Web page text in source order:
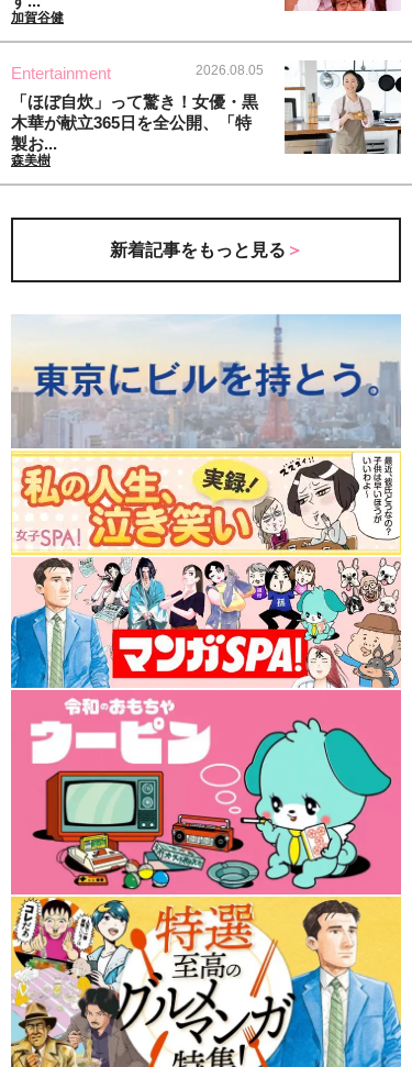
加賀谷健
Entertainment 2026.08.05
「ほぼ自炊」って驚き！女優・黒
木華が献立365日を全公開、「特
製お...
森美樹
新着記事をもっと見る